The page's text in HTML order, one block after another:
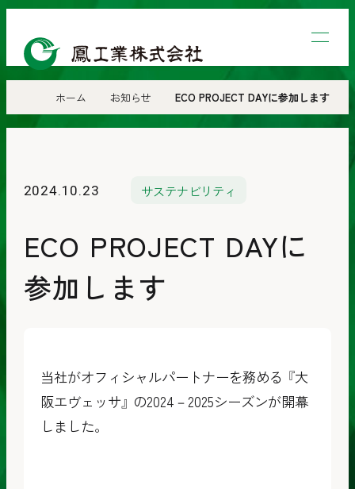
鳳
工
株
社
ホーム お知らせ ECO PROJECT DAYに参加します
2024.10.23 サステナビリティ
ECO PROJECT DAYに
参加します
当社がオフィシャルパートナーを務める 『大
阪エヴェッサ』 の2024－2025シーズンが開幕
しました。